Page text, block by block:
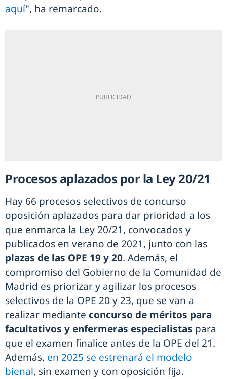
aquí", ha remarcado.
Procesos aplazados por la Ley 20/21
Hay 66 procesos selectivos de concurso
oposición aplazados para dar prioridad a los
que enmarca la Ley 20/21, convocados y
publicados en verano de 2021, junto con las
plazas de las OPE 19 y 20. Además, el
compromiso del Gobierno de la Comunidad de
Madrid es priorizar y agilizar los procesos
selectivos de la OPE 20 y 23, que se van a
realizar mediante concurso de méritos para
facultativos y enfermeras especialistas para
que el examen finalice antes de la OPE del 21.
Además, en 2025 se estrenará el modelo
bienal, sin examen y con oposición fija.